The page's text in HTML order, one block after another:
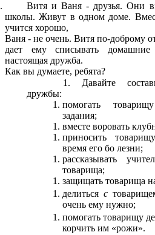
Витя и Ваня - друзья. Они
школы. Живут в одном доме.
учится хорошо,
Ваня - не очень. Витя по-доброму
дает ему списывать домашние
настоящая дружба.
Как вы думаете, ребята?
Давайте
дружбы:
помогать
задания;
вместе воровать
приносить
время его бо лезни;
рассказывать
товарища;
защищать товарища
делитьсяс
очень ему нужно;
помогать товарищу
корчить им «рожи».